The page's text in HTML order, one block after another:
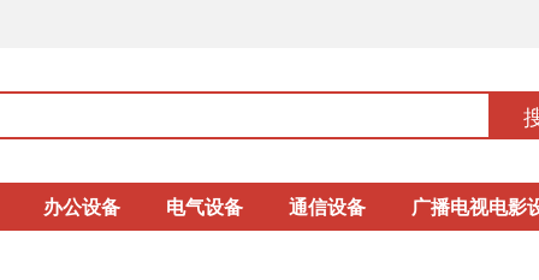
办公设备 电气设备 通信设备 广播电视电影